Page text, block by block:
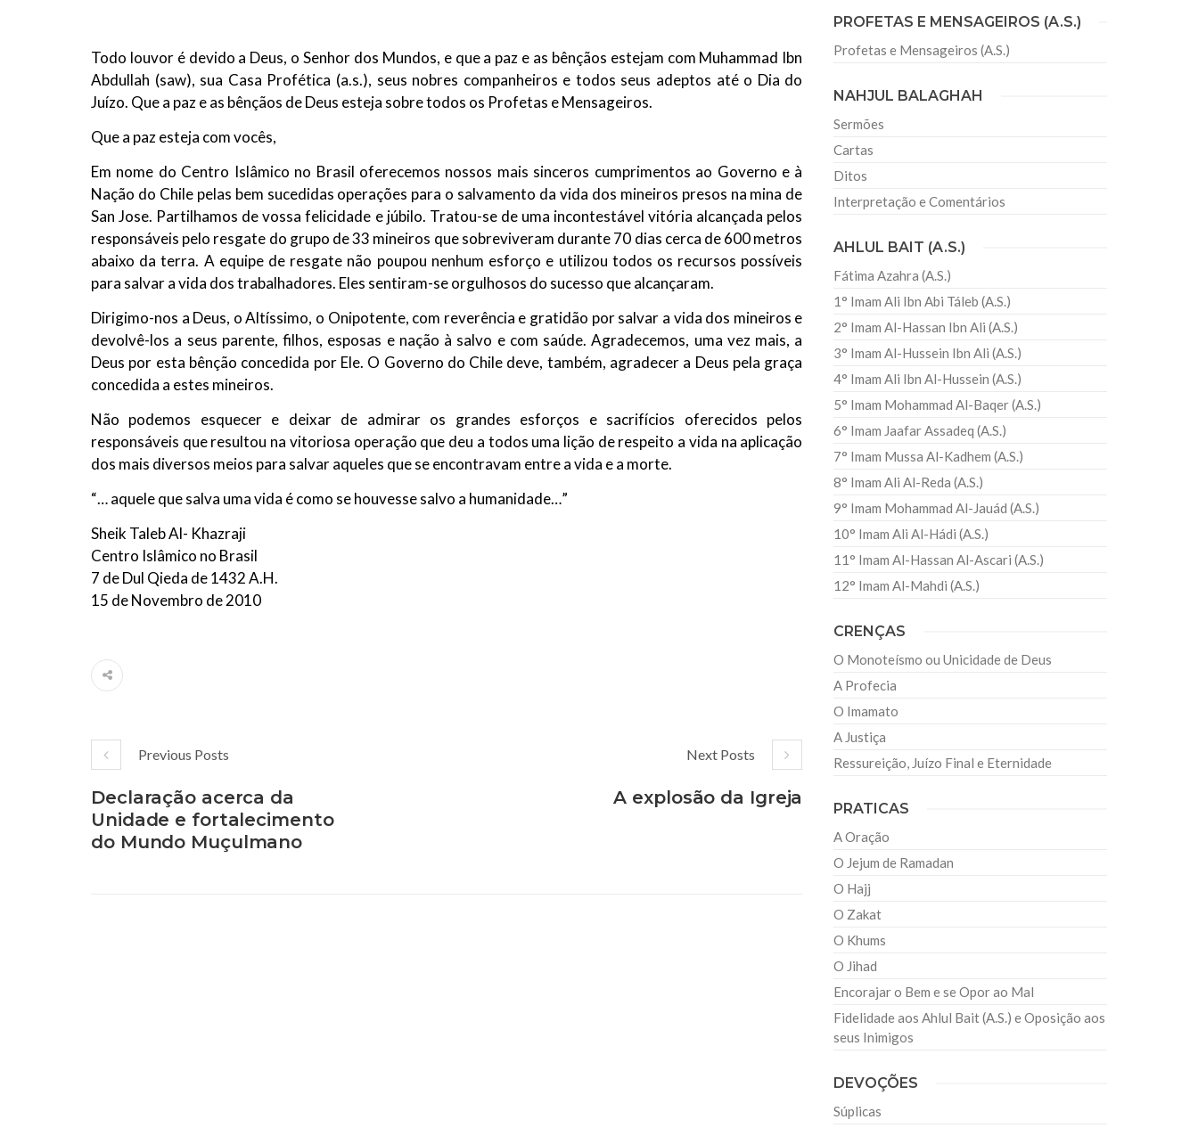
Em nome de Deus, o Clemente, o Misericordioso! Diante da data em que
relembramos o martírio do quarto Imam dos muçulmanos, o Imam Ali Ibn Al-
Hussein Ibn Ali Ibn Abi Táleb (A.S.), conhecido por “Zein Al-Ábidin” (Formosura
Centro Islâmico no Brasil recebe o ex-ministro das
Relações Exteriores da República Islâmica do Irã
Na noite da quinta-feira, 03 de Abril, o Centro Islâmico no Brasil recebeu em sua
sede, em São Paulo, o ex-ministro das Relações Exteriores da República Islâmica
do Irã, Sr. Kamal Kharrazi, que encontra-se visitando
Todo louvor é devido a Deus, o Senhor dos Mundos, e que a paz e as bênçãos estejam com Muhammad Ibn
Abdullah (saw), sua Casa Profética (a.s.), seus nobres companheiros e todos seus adeptos até o Dia do
Juízo. Que a paz e as bênçãos de Deus esteja sobre todos os Profetas e Mensageiros.
Que a paz esteja com vocês,
Em nome do Centro Islâmico no Brasil oferecemos nossos mais sinceros cumprimentos ao Governo e à
Nação do Chile pelas bem sucedidas operações para o salvamento da vida dos mineiros presos na mina de
San Jose. Partilhamos de vossa felicidade e júbilo. Tratou-se de uma incontestável vitória alcançada pelos
responsáveis pelo resgate do grupo de 33 mineiros que sobreviveram durante 70 dias cerca de 600 metros
abaixo da terra. A equipe de resgate não poupou nenhum esforço e utilizou todos os recursos possíveis
para salvar a vida dos trabalhadores. Eles sentiram-se orgulhosos do sucesso que alcançaram.
Dirigimo-nos a Deus, o Altíssimo, o Onipotente, com reverência e gratidão por salvar a vida dos mineiros e
devolvê-los a seus parente, filhos, esposas e nação à salvo e com saúde. Agradecemos, uma vez mais, a
Deus por esta bênção concedida por Ele. O Governo do Chile deve, também, agradecer a Deus pela graça
concedida a estes mineiros.
Não podemos esquecer e deixar de admirar os grandes esforços e sacrifícios oferecidos pelos
responsáveis que resultou na vitoriosa operação que deu a todos uma lição de respeito a vida na aplicação
dos mais diversos meios para salvar aqueles que se encontravam entre a vida e a morte.
“… aquele que salva uma vida é como se houvesse salvo a humanidade…”
Sheik Taleb Al- Khazraji
Centro Islâmico no Brasil
7 de Dul Qieda de 1432 A.H.
15 de Novembro de 2010
Previous Posts
Declaração acerca da
Unidade e fortalecimento
do Mundo Muçulmano
Next Posts
A explosão da Igreja
PROFETAS E MENSAGEIROS (A.S.)
Profetas e Mensageiros (A.S.)
NAHJUL BALAGHAH
Sermões
Cartas
Ditos
Interpretação e Comentários
AHLUL BAIT (A.S.)
Fátima Azahra (A.S.)
1° Imam Ali Ibn Abi Táleb (A.S.)
2° Imam Al-Hassan Ibn Ali (A.S.)
3° Imam Al-Hussein Ibn Ali (A.S.)
4° Imam Ali Ibn Al-Hussein (A.S.)
5° Imam Mohammad Al-Baqer (A.S.)
6° Imam Jaafar Assadeq (A.S.)
7° Imam Mussa Al-Kadhem (A.S.)
8° Imam Ali Al-Reda (A.S.)
9° Imam Mohammad Al-Jauád (A.S.)
10° Imam Ali Al-Hádi (A.S.)
11° Imam Al-Hassan Al-Ascari (A.S.)
12° Imam Al-Mahdi (A.S.)
CRENÇAS
O Monoteísmo ou Unicidade de Deus
A Profecia
O Imamato
A Justiça
Ressureição, Juízo Final e Eternidade
PRATICAS
A Oração
O Jejum de Ramadan
O Hajj
O Zakat
O Khums
O Jihad
Encorajar o Bem e se Opor ao Mal
Fidelidade aos Ahlul Bait (A.S.) e Oposição aos
seus Inimigos
DEVOÇÕES
Súplicas